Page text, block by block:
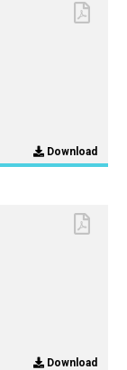
Download
Download